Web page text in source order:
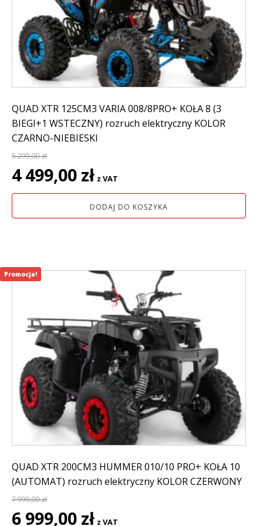
QUAD XTR 125CM3 VARIA 008/8PRO+ KOŁA 8 (3
BIEGI+1 WSTECZNY) rozruch elektryczny KOLOR
CZARNO-NIEBIESKI
5 299,00zł
Pierwotna
cena
wynosiła:
4 499,00 zł cena
wynosi:
4
z VAT
DODAJ DO KOSZYKA
QUAD XTR 200CM3 HUMMER 010/10 PRO+ KOŁA 10
(AUTOMAT) rozruch elektryczny KOLOR CZERWONY
7 999,00zł
Pierwotna
6 999,00 zł z VAT
Promocja!